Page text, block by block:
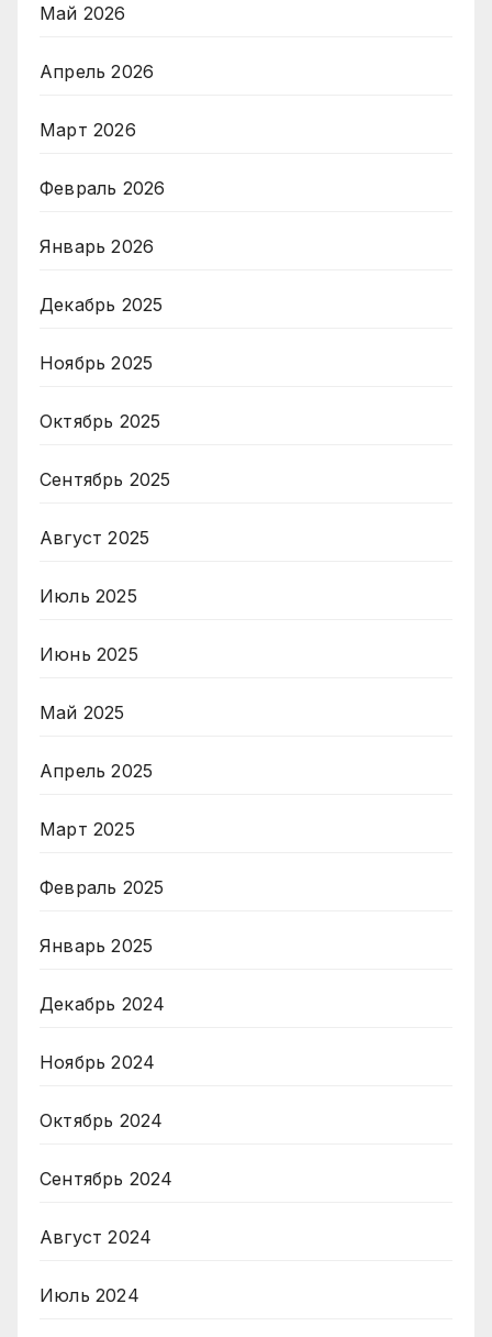
Май 2026
Апрель 2026
Март 2026
Февраль 2026
Январь 2026
Декабрь 2025
Ноябрь 2025
Октябрь 2025
Сентябрь 2025
Август 2025
Июль 2025
Июнь 2025
Май 2025
Апрель 2025
Март 2025
Февраль 2025
Январь 2025
Декабрь 2024
Ноябрь 2024
Октябрь 2024
Сентябрь 2024
Август 2024
Июль 2024